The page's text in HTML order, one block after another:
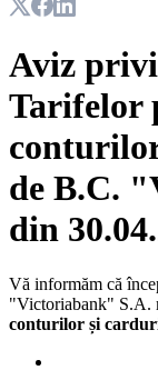
Aviz
Tarifelor
de B.C.
din
Vă informăm că
"Victoriabank" S.A.
conturilor și